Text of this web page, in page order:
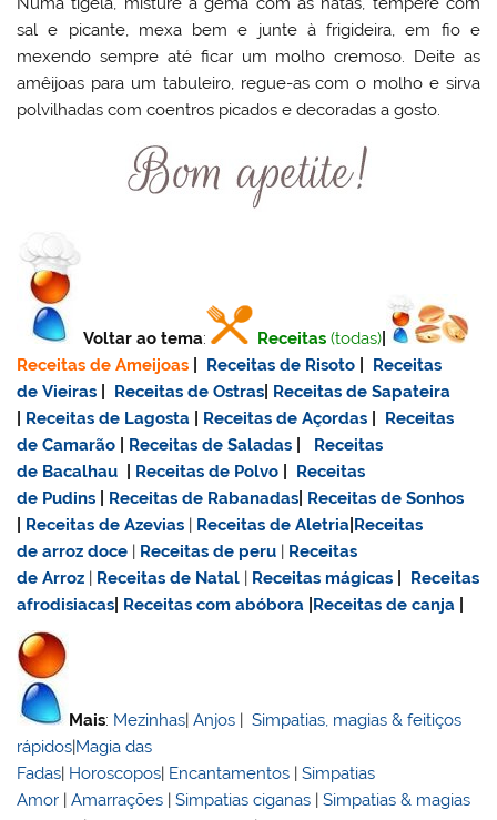
sal e picante, mexa bem e junte à frigideira, em fio e
mexendo sempre até ficar um molho cremoso. Deite as
amêijoas para um tabuleiro, regue-as com o molho e sirva
polvilhadas com coentros picados e decoradas a gosto.
Voltar ao tema: Receitas (todas)
Receitas de Ameijoas
Receitas de Risoto
Receitas
de Vieiras
Receitas de Ostras Receitas de Sapateira
Receitas de Lagosta Receitas de Açordas
Receitas
de Camarão
Receitas de Saladas
Receitas
de Bacalhau
Receitas de Polvo
Receitas
de Pudins
Receitas de Rabanadas Receitas de Sonhos
Receitas de Azevias | Receitas de Aletria Receitas
dearroz doce | Receitas de peru | Receitas
de Arroz | Receitas de Natal | Receitas mágicas
Receitas
afrodisiacas Receitas com abóbora Receitas de canja
Mais: Mezinhas|Anjos |Simpatias, magias & feitiços
rápidos|Magia das
Fadas| Horoscopos| Encantamentos |Simpatias
Amor |Amarrações |Simpatias ciganas |Simpatias & magias